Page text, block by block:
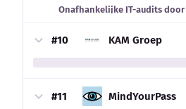
Onafhankelijke IT-audits door
#10 KAM Groep
#11 MindYourPass